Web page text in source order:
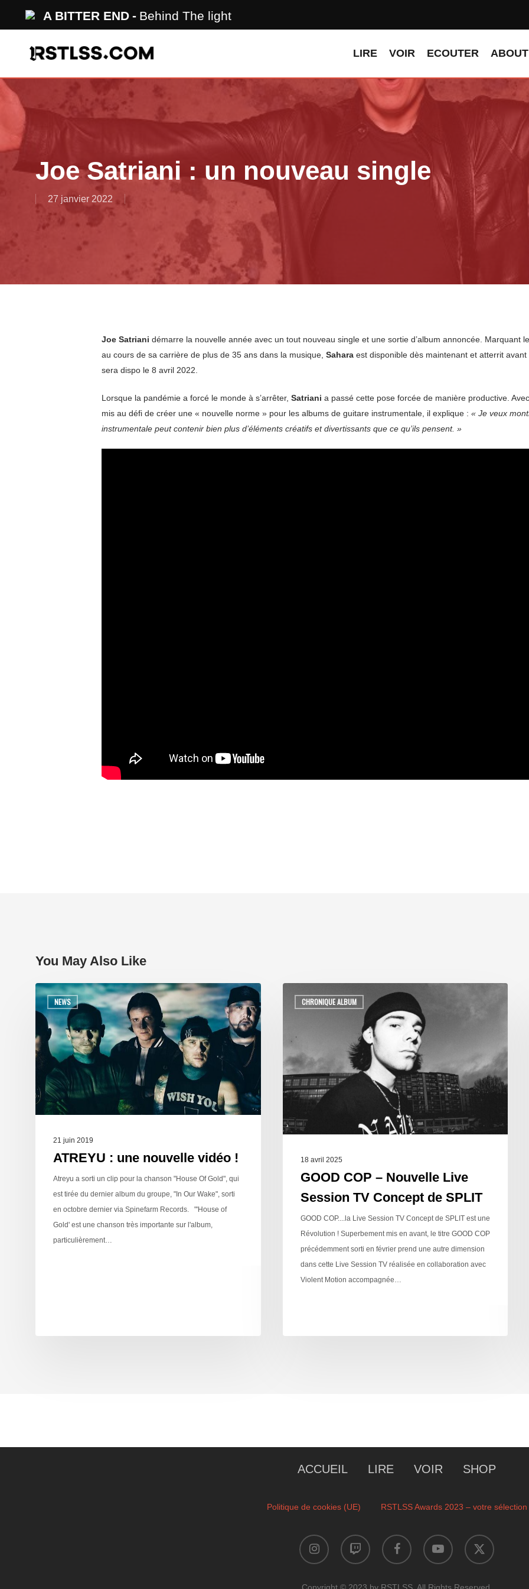
A BITTER END Behind The light
LIRE VOIR ECOUTER ABOUT
Joe Satriani : un nouveau single
27 janvier 2022
Joe Satriani démarre la nouvelle année avec un tout nouveau single et une sortie d’album annoncée. Marquant
au cours de sa carrière de plus de 35 ans dans la musique, Sahara est disponible dès maintenant et atterrit avant
sera dispo le 8 avril 2022.
Lorsque la pandémie a forcé le monde à s’arrêter, Satriani a passé cette pose forcée de manière productive.
mis au défi de créer une « nouvelle norme » pour les albums de guitare instrumentale, il explique : « Je veux
instrumentale peut contenir bien plus d’éléments créatifs et divertissants que ce qu’ils pensent. »
You May Also Like
NEWS
21 juin 2019
ATREYU : une nouvelle vidéo !
Atreyu a sorti un clip pour la chanson "House Of Gold", qui
est tirée du dernier album du groupe, "In Our Wake", sorti
en octobre dernier via Spinefarm Records. "'House of
Gold' est une chanson très importante sur l'album,
particulièrement…
CHRONIQUE ALBUM
18 avril 2025
GOOD COP – Nouvelle Live
Session TV Concept de SPLIT
GOOD COP....la Live Session TV Concept de SPLIT est une
Révolution ! Superbement mis en avant, le titre GOOD COP
précédemment sorti en février prend une autre dimension
dans cette Live Session TV réalisée en collaboration avec
Violent Motion accompagnée…
ACCUEIL LIRE VOIR SHOP
Politique de cookies (UE) RSTLSS Awards 2023 – votre sélection
instagram twitch facebook youtube
x-
twitter